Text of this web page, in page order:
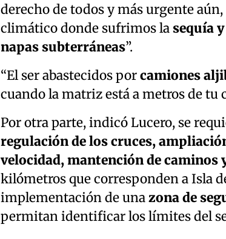
derecho de todos y más urgente
climático donde sufrimos lasequía
napas subterráneas”.
“El ser abastecidos porcamiones
cuando la matriz está a metros de tu
Por otra parte, indicó Lucero, se
regulación de los cruces,
velocidad, mantención de caminos
kilómetros que corresponden a Isla
implementación de unazona de
permitan identificar los límites del